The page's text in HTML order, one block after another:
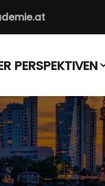
PERSPEKTIVEN